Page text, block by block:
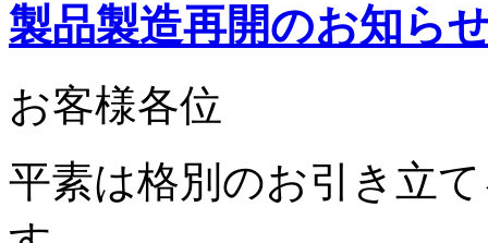
製品製造再開のお知ら
お客様各位
平素は格別のお引き立